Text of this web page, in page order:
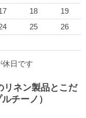
18
19
25
26
休日です
リネン製品とこだ
チーノ）